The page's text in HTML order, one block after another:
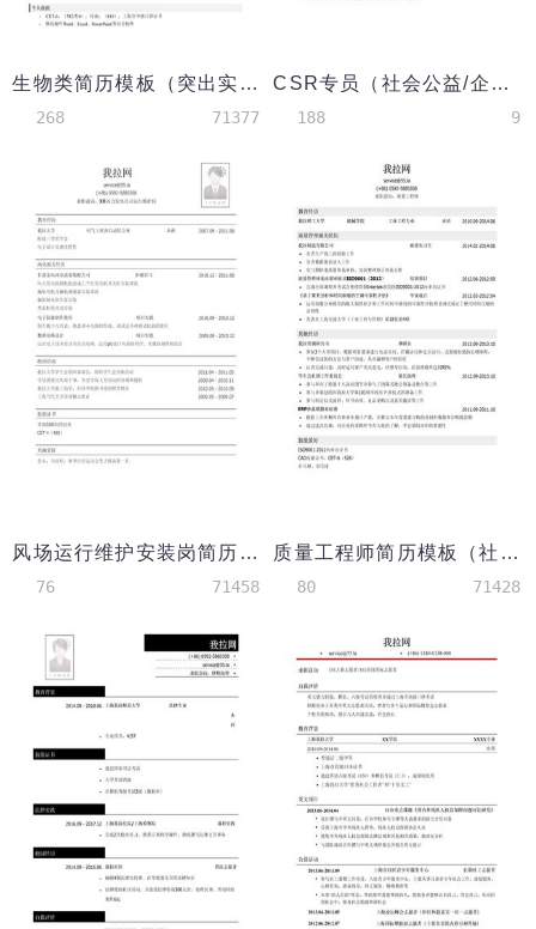
生物类简历模板（突出实践经历，研究经历）
268 71377
CSR专员（社会公益/企业形象方向）简历模板
188 9
风场运行维护安装岗简历模板（有校园实践）
76 71458
质量工程师简历模板（社会实践多）
80 71428